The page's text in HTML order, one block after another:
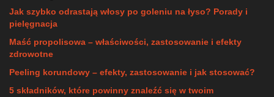
Jak szybko odrastają włosy po goleniu na łyso? Porady i
pielęgnacja
Maść propolisowa – właściwości, zastosowanie i efekty
zdrowotne
Peeling korundowy – efekty, zastosowanie i jak stosować?
5 składników, które powinny znaleźć się w twoim